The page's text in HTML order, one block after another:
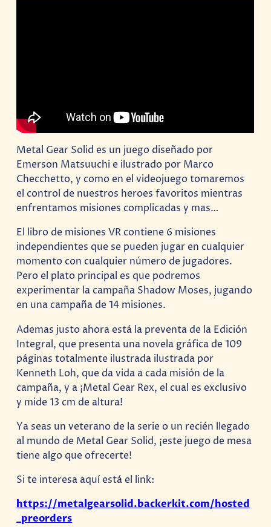
Metal Gear Solid es un juego diseñado por
Emerson Matsuuchi e ilustrado por Marco
Checchetto, y como en el videojuego tomaremos
el control de nuestros heroes favoritos mientras
enfrentamos misiones complicadas y mas…
El libro de misiones VR contiene 6 misiones
independientes que se pueden jugar en cualquier
momento con cualquier número de jugadores.
Pero el plato principal es que podremos
experimentar la campaña Shadow Moses, jugando
en una campaña de 14 misiones.
Ademas justo ahora está la preventa de la Edición
Integral, que presenta una novela gráfica de 109
páginas totalmente ilustrada ilustrada por
Kenneth Loh, que da vida a cada misión de la
campaña, y a ¡Metal Gear Rex, el cual es exclusivo
y mide 13 cm de altura!
Ya seas un veterano de la serie o un recién llegado
al mundo de Metal Gear Solid, ¡este juego de mesa
tiene algo que ofrecerte!
Si te interesa aquí está el link:
https://metalgearsolid.backerkit.com/hosted
_preorders